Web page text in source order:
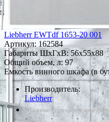
Liebherr EWTdf 1653-20 001
Артикул: 162584
Габариты ШxГxВ: 56x55x88
Общий объем, л: 97
Емкость винного шкафа (в
Производитель:
Liebherr
*Наличие уточняйте у